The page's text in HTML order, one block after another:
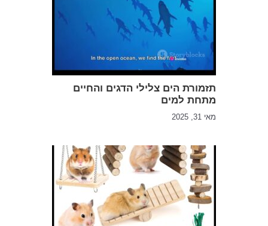
תזמורת הים ​​צלילי הדגים והחיים
מתחת למים
מאי 31, 2025